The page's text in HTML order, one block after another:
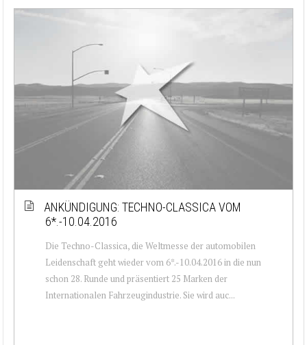
ANKÜNDIGUNG: TECHNO-CLASSICA VOM
6*.-10.04.2016
Die Techno-Classica, die Weltmesse der automobilen
Leidenschaft geht wieder vom 6*.-10.04.2016 in die nun
schon 28. Runde und präsentiert 25 Marken der
Internationalen Fahrzeugindustrie. Sie wird auc...